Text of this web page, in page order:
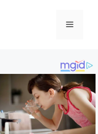
Menu